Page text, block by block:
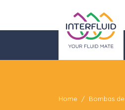
Home Bombas